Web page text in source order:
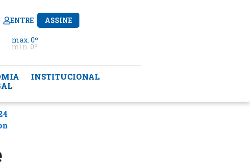
ENTRE ASSINE
max. 0º
min. 0º
INSTITUCIONAL